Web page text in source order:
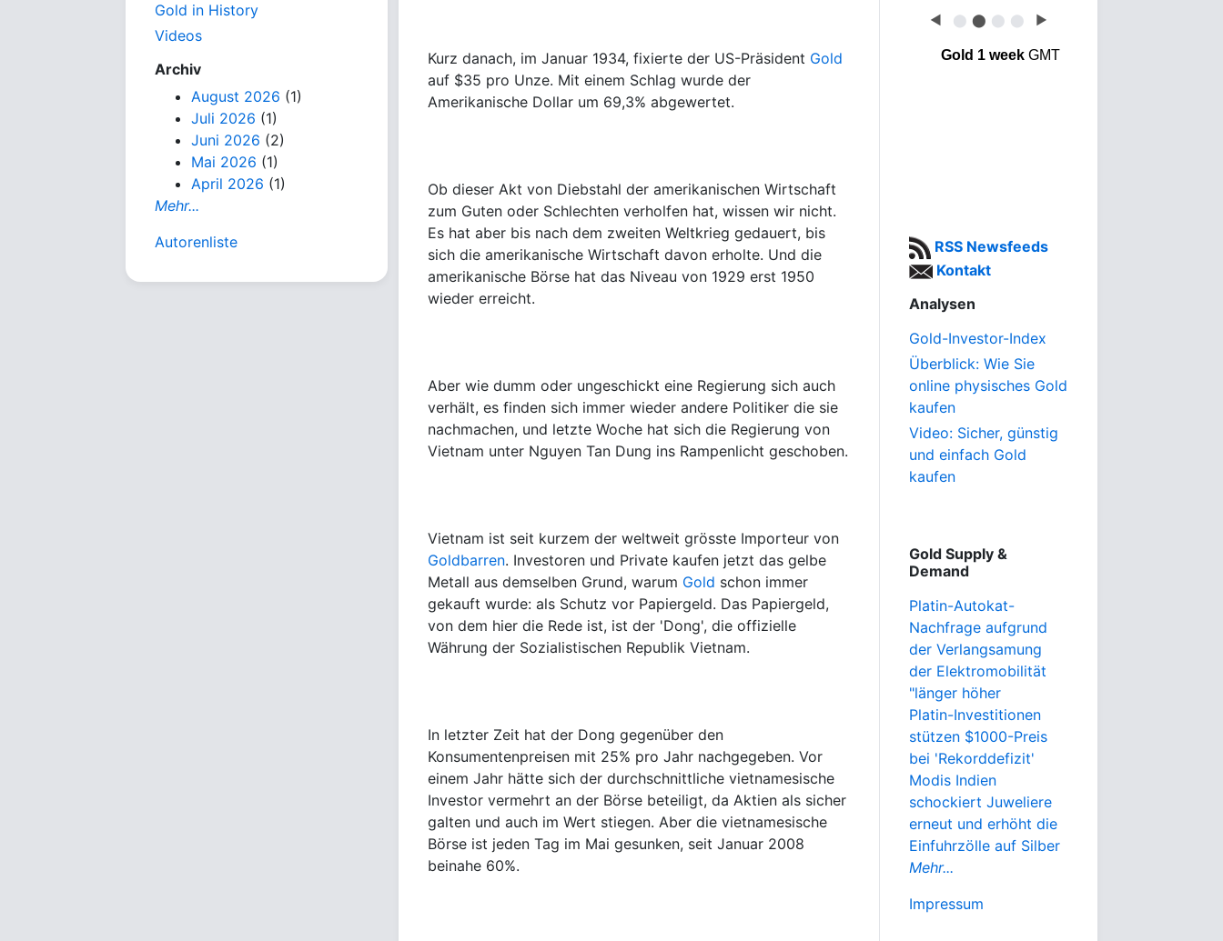
Gold in History
Videos
Archiv
August 2026 (1)
Juli 2026 (1)
Juni 2026 (2)
Mai 2026 (1)
April 2026 (1)
Mehr...
Autorenliste
Kurz danach, im Januar 1934, fixierte der US-Präsident Gold
auf $35 pro Unze. Mit einem Schlag wurde der
Amerikanische Dollar um 69,3% abgewertet.
Ob dieser Akt von Diebstahl der amerikanischen Wirtschaft
zum Guten oder Schlechten verholfen hat, wissen wir nicht.
Es hat aber bis nach dem zweiten Weltkrieg gedauert, bis
sich die amerikanische Wirtschaft davon erholte. Und die
amerikanische Börse hat das Niveau von 1929 erst 1950
wieder erreicht.
Aber wie dumm oder ungeschickt eine Regierung sich auch
verhält, es finden sich immer wieder andere Politiker die sie
nachmachen, und letzte Woche hat sich die Regierung von
Vietnam unter Nguyen Tan Dung ins Rampenlicht geschoben.
Vietnam ist seit kurzem der weltweit grösste Importeur von
Goldbarren. Investoren und Private kaufen jetzt das gelbe
Metall aus demselben Grund, warum Gold schon immer
gekauft wurde: als Schutz vor Papiergeld. Das Papiergeld,
von dem hier die Rede ist, ist der 'Dong', die offizielle
Währung der Sozialistischen Republik Vietnam.
In letzter Zeit hat der Dong gegenüber den
Konsumentenpreisen mit 25% pro Jahr nachgegeben. Vor
einem Jahr hätte sich der durchschnittliche vietnamesische
Investor vermehrt an der Börse beteiligt, da Aktien als sicher
galten und auch im Wert stiegen. Aber die vietnamesische
Börse ist jeden Tag im Mai gesunken, seit Januar 2008
beinahe 60%.
◀ ⬤ ⬤ ⬤ ⬤ ▶
Gold 1 weekGMT
RSS Newsfeeds
Kontakt
Analysen
Gold-Investor-Index
Überblick: Wie Sie
online physisches Gold
kaufen
Video: Sicher, günstig
und einfach Gold
kaufen
Gold Supply &
Demand
Platin-Autokat-
Nachfrage aufgrund
der Verlangsamung
der Elektromobilität
"länger höher
Platin-Investitionen
stützen $1000-Preis
bei 'Rekorddefizit'
Modis Indien
schockiert Juweliere
erneut und erhöht die
Einfuhrzölle auf Silber
Mehr...
Impressum